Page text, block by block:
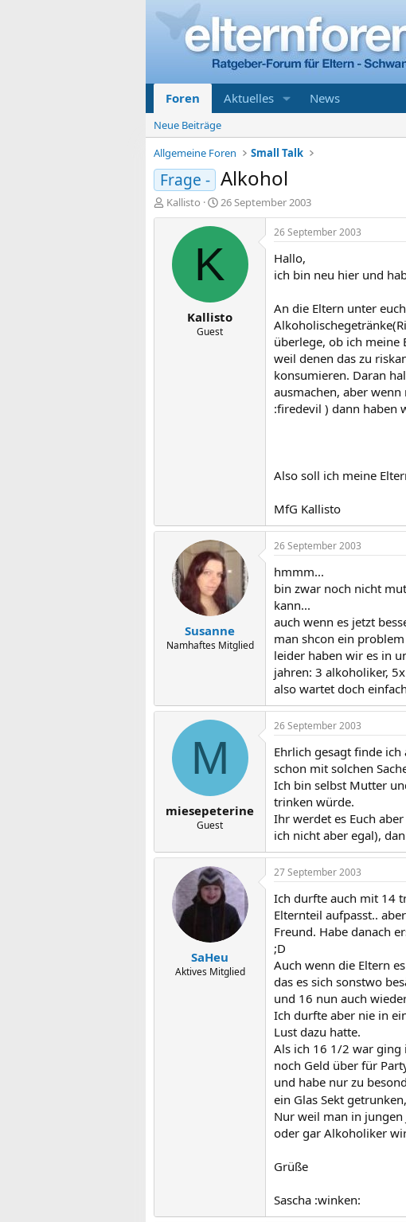
Foren Aktuelles News
Neue Beiträge
Allgemeine Foren
Small Talk
Frage - Alkohol
E
r
Kallisto
E
r
s
l
t
a
m
26 September 2003
K
Kallisto
Guest
26 September 2003
Hallo,
ich bin neu hier und
An die Eltern unter
überlege, ob ich
weil denen das zu
konsumieren. Daran
ausmachen, aber
:firedevil ) dann haben
Also soll ich meine
MfG Kallisto
Susanne
Namhaftes Mitglied
26 September 2003
hmmm...
bin zwar noch nicht
kann...
auch wenn es jetzt
man shcon ein
leider haben wir es in
jahren: 3 alkoholiker,
also wartet doch
M
miesepeterine
Guest
26 September 2003
Ehrlich gesagt finde
schon mit solchen
Ich bin selbst Mutter
trinken würde.
Ihr werdet es Euch
ich nicht aber egal),
SaHeu
Aktives Mitglied
27 September 2003
Ich durfte auch mit 14
Elternteil aufpasst..
Freund. Habe danach
;D
Auch wenn die Eltern
das es sich sonstwo
und 16 nun auch
Ich durfte aber nie in
Lust dazu hatte.
Als ich 16 1/2 war ging
noch Geld über für
und habe nur zu
ein Glas Sekt
Nur weil man in
oder gar Alkoholiker
Grüße
Sascha :winken: